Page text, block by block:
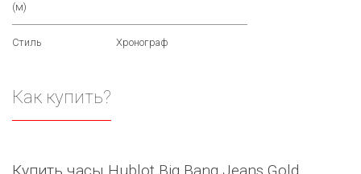
(м)
Стиль Хронограф
Как купить?
Купить часы Hublot Big Bang Jeans Gold